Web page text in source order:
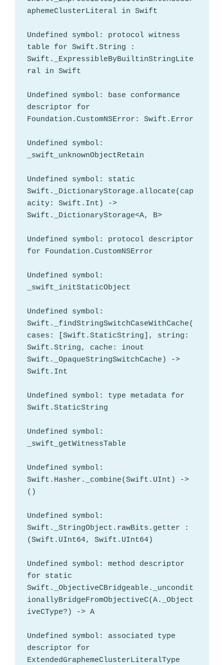
aphemeClusterLiteral in Swift
Undefined symbol: protocol witness
table for Swift.String :
Swift._ExpressibleByBuiltinStringLite
ral in Swift
Undefined symbol: base conformance
descriptor for
Foundation.CustomNSError: Swift.Error
Undefined symbol:
_swift_unknownObjectRetain
Undefined symbol: static
Swift._DictionaryStorage.allocate(cap
acity: Swift.Int) ->
Swift._DictionaryStorage<A, B>
Undefined symbol: protocol descriptor
for Foundation.CustomNSError
Undefined symbol:
_swift_initStaticObject
Undefined symbol:
Swift._findStringSwitchCaseWithCache(
cases: [Swift.StaticString], string:
Swift.String, cache: inout
Swift._OpaqueStringSwitchCache) ->
Swift.Int
Undefined symbol: type metadata for
Swift.StaticString
Undefined symbol:
_swift_getWitnessTable
Undefined symbol:
Swift.Hasher._combine(Swift.UInt) ->
()
Undefined symbol:
Swift._StringObject.rawBits.getter :
(Swift.UInt64, Swift.UInt64)
Undefined symbol: method descriptor
for static
Swift._ObjectiveCBridgeable._uncondit
ionallyBridgeFromObjectiveC(A._Object
iveCType?) -> A
Undefined symbol: associated type
descriptor for
ExtendedGraphemeClusterLiteralType